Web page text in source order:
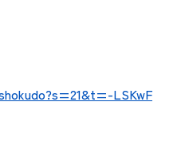
LSKwF